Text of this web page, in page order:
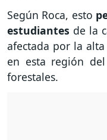
Según Roca, esto
estudiantes de la
afectada por la
en esta región
forestales.